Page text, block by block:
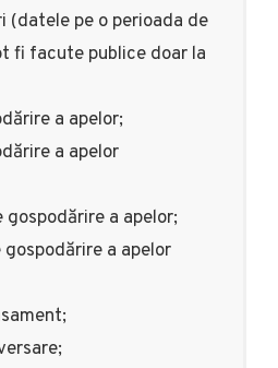
(datele pe o perioada de
fi facute publice doar la
a apelor;
a apelor
a apelor;
a apelor